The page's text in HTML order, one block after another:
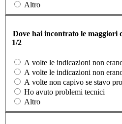
Altro
Dove hai incontrato le maggiori
1/2
A volte le indicazioni non
A volte le indicazioni non
A volte non capivo se stavo
Ho avuto problemi tecnici
Altro